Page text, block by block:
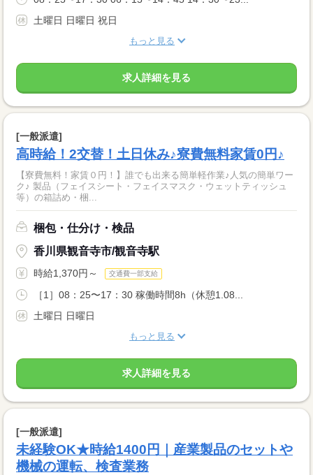
土曜日 日曜日 祝日
もっと見る
求人詳細を見る
[一般派遣]
高時給！2交替！土日休み♪寮費無料家賃0円♪
【寮費無料！家賃０円！】誰でも出来る簡単軽作業♪人気の簡単ワー
ク♪ 製品（フェイスシート・フェイスマスク・ウェットティッシュ
等）の箱詰め・梱...
梱包・仕分け・検品
香川県観音寺市/観音寺駅
時給1,370円～ 交通費一部支給
［1］08：25〜17：30 稼働時間8h（休憩1.08...
土曜日 日曜日
もっと見る
求人詳細を見る
[一般派遣]
未経験OK★時給1400円｜産業製品のセットや
機械の運転、検査業務